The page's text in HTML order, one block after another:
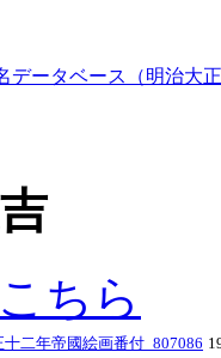
データベース（明治大
こちら
十二年帝國絵画番付_807086